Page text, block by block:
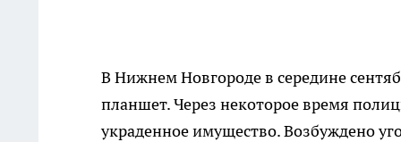
В Нижнем Новгороде в середине
планшет. Через некоторое время
украденное имущество. Возбуждено